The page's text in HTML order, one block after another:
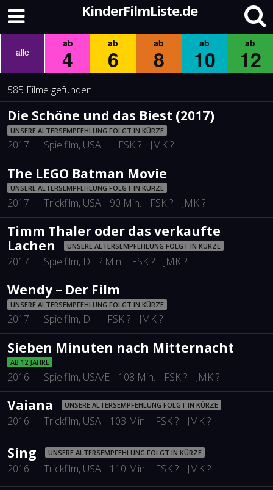
KinderFilmListe.de
alle
ab
4
ab
6
ab
8
ab
10
ab
12
585 Filme gefunden
Die Schöne und das Biest (2017)
UNSERE ALTERSEMPFEHLUNG FOLGT IN KÜRZE
2017 Spielfilm, USA FSK ? JMK ?
The LEGO Batman Movie
UNSERE ALTERSEMPFEHLUNG FOLGT IN KÜRZE
2017 Trickfilm, USA 90 Min. FSK ? JMK ?
Timm Thaler oder das verkaufte
Lachen
UNSERE ALTERSEMPFEHLUNG FOLGT IN KÜRZE
2017 Spielfilm, D ? Min. FSK ? JMK ?
Wendy – Der Film
UNSERE ALTERSEMPFEHLUNG FOLGT IN KÜRZE
2017 Spielfilm, D FSK ? JMK ?
Sieben Minuten nach Mitternacht
AB 12 JAHRE
2016 Spielfilm, USA/E 108 Min. FSK ? JMK ?
Vaiana UNSERE ALTERSEMPFEHLUNG FOLGT IN KÜRZE
2016 Trickfilm, USA 103 Min. FSK ? JMK ?
Sing UNSERE ALTERSEMPFEHLUNG FOLGT IN KÜRZE
2016 Trickfilm, USA 110 Min. FSK ? JMK ?